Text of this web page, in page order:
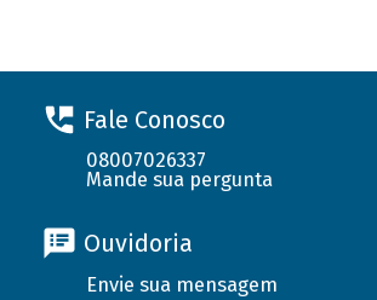
Fale Conosco
08007026337
Mande sua pergunta
Ouvidoria
Envie sua mensagem